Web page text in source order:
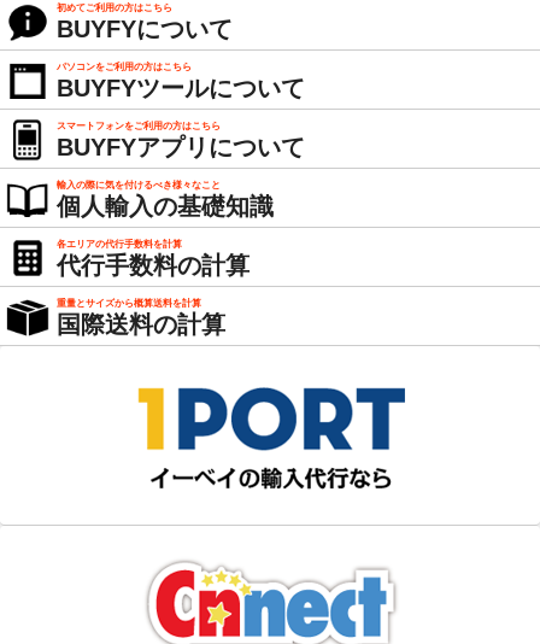
初めてご利用の方はこちら
BUYFYについて
パソコンをご利用の方はこちら
BUYFYツールについて
スマートフォンをご利用の方はこちら
BUYFYアプリについて
輸入の際に気を付けるべき様々なこと
個人輸入の基礎知識
各エリアの代行手数料を計算
代行手数料の計算
重量とサイズから概算送料を計算
国際送料の計算